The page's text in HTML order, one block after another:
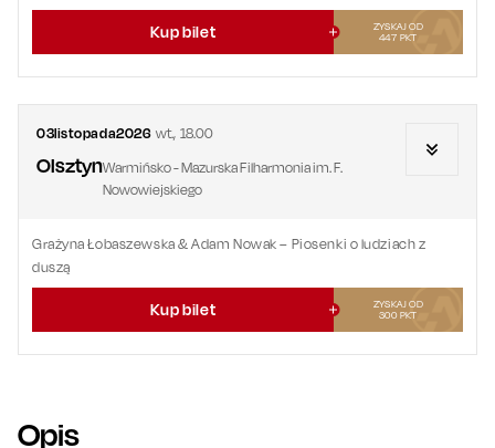
Kup bilet
ZYSKAJ OD
447 PKT
03listopada2026 wt.,18.00
OlsztynWarmińsko - Mazurska Filharmonia im. F.
Nowowiejskiego
Grażyna Łobaszewska & Adam Nowak – Piosenki o ludziach z
duszą
Kup bilet
ZYSKAJ OD
300 PKT
Opis